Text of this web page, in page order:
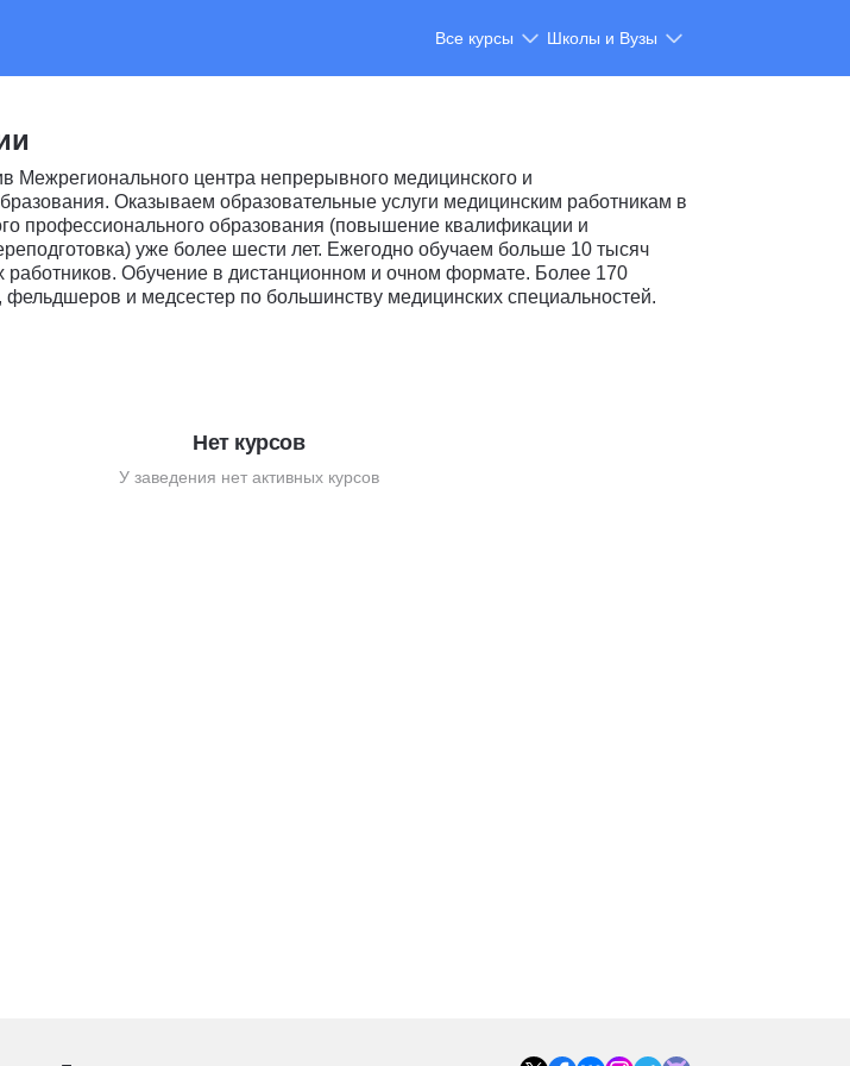
Все курсы Школы и Вузы
Межрегионального центра непрерывного медицинского и
Оказываем образовательные услуги медицинским работникам в
профессионального образования (повышение квалификации и
уже более шести лет. Ежегодно обучаем больше 10 тысяч
работников. Обучение в дистанционном и очном формате. Более 170
и медсестер по большинству медицинских специальностей.
Нет курсов
У заведения нет активных курсов